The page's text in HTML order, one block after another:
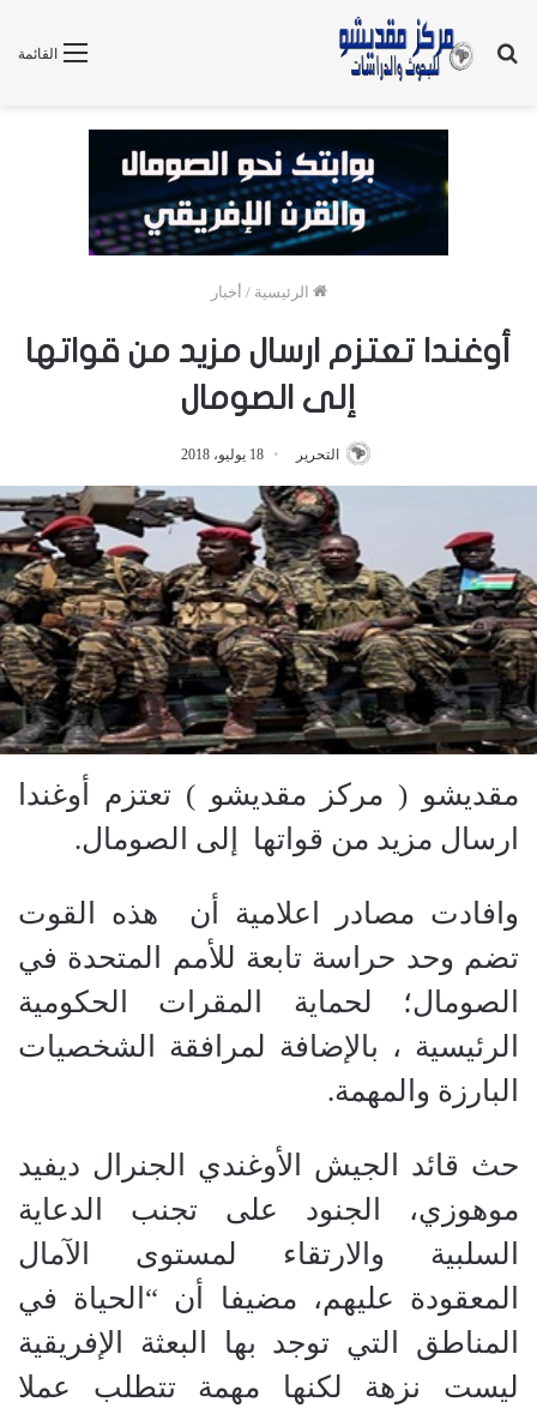
القائمة
بحث
الرئيسية / أخبار
أوغندا تعتزم ارسال مزيد من قواتها
إلى الصومال
التحرير 18 يوليو، 2018
مقديشو ( مركز مقديشو ) تعتزم أوغندا
ارسال مزيد من قواتها إلى الصومال.
وافادت مصادر اعلامية أن هذه القوت
تضم وحد حراسة تابعة للأمم المتحدة في
الصومال؛ لحماية المقرات الحكومية
الرئيسية ، بالإضافة لمرافقة الشخصيات
البارزة والمهمة.
حث قائد الجيش الأوغندي الجنرال ديفيد
موهوزي، الجنود على تجنب الدعاية
السلبية والارتقاء لمستوى الآمال
المعقودة عليهم، مضيفا أن “الحياة في
المناطق التي توجد بها البعثة الإفريقية
ليست نزهة لكنها مهمة تتطلب عملا